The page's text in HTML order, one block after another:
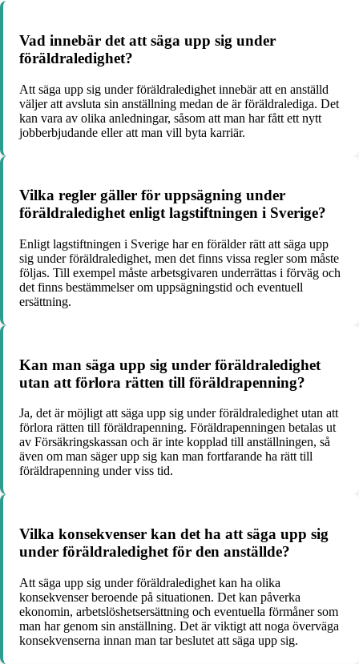
Vad innebär det att säga upp sig under
föräldraledighet?
Att säga upp sig under föräldraledighet innebär att en anställd
väljer att avsluta sin anställning medan de är föräldralediga. Det
kan vara av olika anledningar, såsom att man har fått ett nytt
jobberbjudande eller att man vill byta karriär.
Vilka regler gäller för uppsägning under
föräldraledighet enligt lagstiftningen i Sverige?
Enligt lagstiftningen i Sverige har en förälder rätt att säga upp
sig under föräldraledighet, men det finns vissa regler som måste
följas. Till exempel måste arbetsgivaren underrättas i förväg och
det finns bestämmelser om uppsägningstid och eventuell
ersättning.
Kan man säga upp sig under föräldraledighet
utan att förlora rätten till föräldrapenning?
Ja, det är möjligt att säga upp sig under föräldraledighet utan att
förlora rätten till föräldrapenning. Föräldrapenningen betalas ut
av Försäkringskassan och är inte kopplad till anställningen, så
även om man säger upp sig kan man fortfarande ha rätt till
föräldrapenning under viss tid.
Vilka konsekvenser kan det ha att säga upp sig
under föräldraledighet för den anställde?
Att säga upp sig under föräldraledighet kan ha olika
konsekvenser beroende på situationen. Det kan påverka
ekonomin, arbetslöshetsersättning och eventuella förmåner som
man har genom sin anställning. Det är viktigt att noga överväga
konsekvenserna innan man tar beslutet att säga upp sig.